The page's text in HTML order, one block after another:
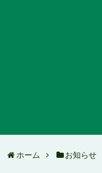
ホーム お知らせ